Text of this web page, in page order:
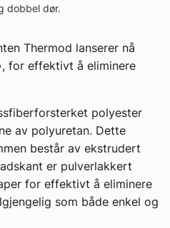
dobbel dør.
Thermod lanserer nå
for effektivt å eliminere
polyester
av polyuretan. Dette
består av ekstrudert
er pulverlakkert
for effektivt å eliminere
som både enkel og